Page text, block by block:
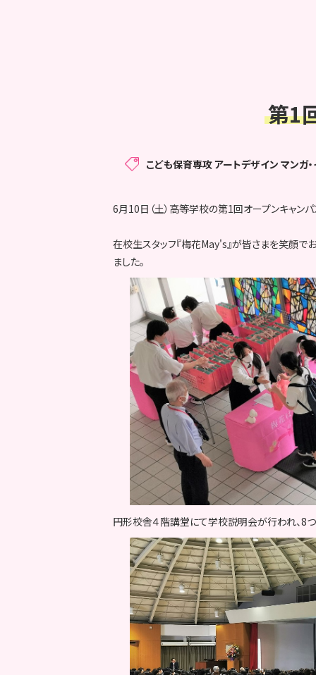
第1
こども保育専攻アートデザイン マンガ
6月10日（土）高等学校の第1回オープンキャン
在校生スタッフ『梅花May's』が皆さまを笑顔で
ました。
円形校舎４階講堂にて学校説明会が行われ、8